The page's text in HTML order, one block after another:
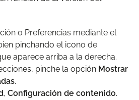
o Preferencias mediante el
pinchando el icono de
aparece arriba a la derecha.
pinche la opción Mostrar
.
, Configuración de contenido.